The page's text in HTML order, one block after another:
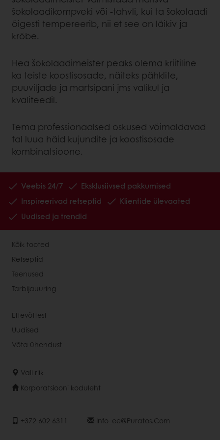
šokolaadikompveki või -tahvli, kui ta šokolaadi
õigesti tempereerib, nii et see on läikiv ja
krõbe.
Hea šokolaadimeister peaks olema kriitiline
ka teiste koostisosade, näiteks pähklite,
puuviljade ja martsipani jms valikul ja
kvaliteedil.
Tema professionaalsed oskused võimaldavad
tal luua häid kujundite ja koostisosade
kombinatsioone.
Veebis 24/7
Eksklusiivsed pakkumised
Inspireerivad retseptid
Klientide ülevaated
Uudised ja trendid
Kõik tooted
Retseptid
Teenused
Tarbijauuring
Ettevõttest
Uudised
Võta ühendust
Vali riik
Korporatsiooni koduleht
+372 602 6311 Info_ee@puratos.com